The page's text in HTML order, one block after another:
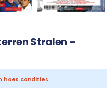
Stralen –
hoes condities